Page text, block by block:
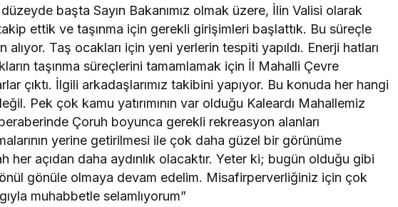
başta Sayın Bakanımız olmak üzere, İlin Valisi olarak
ettik ve taşınma için gerekli girişimleri başlattık. Bu süreçle
alıyor. Taş ocakları için yeni yerlerin tespiti yapıldı. Enerji hatları
taşınma süreçlerini tamamlamak için İl Mahalli Çevre
çıktı. İlgili arkadaşlarımız takibini yapıyor. Bu konuda her hangi
Pek çok kamu yatırımının var olduğu Kaleardı Mahallemiz
Çoruh boyunca gerekli rekreasyon alanları
yerine getirilmesi ile çok daha güzel bir görünüme
her açıdan daha aydınlık olacaktır. Yeter ki; bugün olduğu gibi
gönüle olmaya devam edelim. Misafirperverliğiniz için çok
muhabbetle selamlıyorum”